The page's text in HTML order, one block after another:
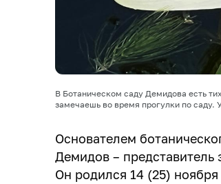
В Ботаническом саду Демидова есть
замечаешь во время прогулки по саду.
Основателем
Демидов –
Он родился 14 (25)